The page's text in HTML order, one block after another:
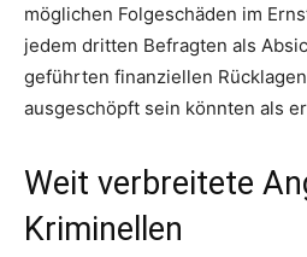
möglichen Folgeschäden im
jedem dritten Befragten als
geführten finanziellen
ausgeschöpft sein könnten als
Weit verbreitete
Kriminellen